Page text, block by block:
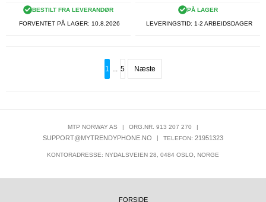
BESTILT FRA LEVERANDØR
FORVENTET PÅ LAGER: 10.8.2026
PÅ LAGER
LEVERINGSTID: 1-2 ARBEIDSDAGER
1 5 Næste
MTP NORWAY AS | ORG.NR. 913 207 270 |
SUPPORT@MYTRENDYPHONE.NO | TELEFON: 21951323
KONTORADRESSE: NYDALSVEIEN 28, 0484 OSLO, NORGE
FORSIDE